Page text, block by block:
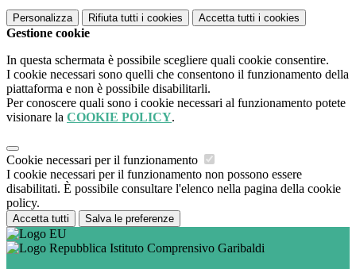
Personalizza Rifiuta tutti i cookies Accetta tutti i cookies
Gestione cookie
In questa schermata è possibile scegliere quali cookie consentire.
I cookie necessari sono quelli che consentono il funzionamento della
piattaforma e non è possibile disabilitarli.
Per conoscere quali sono i cookie necessari al funzionamento potete
visionare la COOKIE POLICY.
Cookie necessari per il funzionamento
I cookie necessari per il funzionamento non possono essere
disabilitati. È possibile consultare l'elenco nella pagina della cookie
policy.
Accetta tutti Salva le preferenze
Istituto Comprensivo Garibaldi